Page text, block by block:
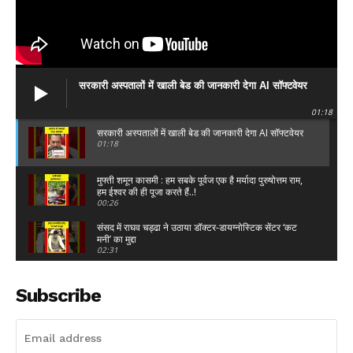
AIN NEWS 1
Contact Us
About Us
Privacy Policy
Terms of Use Agreement
Facebook
X WhatsApp
सरकारी अस्पतालों में खाली बेड की जानकारी देगा AI सॉफ्टवेयर
01:18
सरकारी अस्पतालों में खाली बेड की जानकारी देगा AI सॉफ्टवेयर
01:18
मुफ्ती शमून कासमी : हम सबके पूर्वज एक है मर्यादा पुरुषोत्तम राम,
हम ईश्वर की ही पूजा करते हैं..!
00:26
संसद में राघव चड्ढा ने उठाया डॉक्टर-डायग्नोस्टिक सेंटर ‘कट
मनी’ का मुद्दा
02:31
15:15
DImple Yadav : "यूपी का हाल देख लीजिए, 21 पेपर लीक
हुए हैं..."
01:21
Subscribe